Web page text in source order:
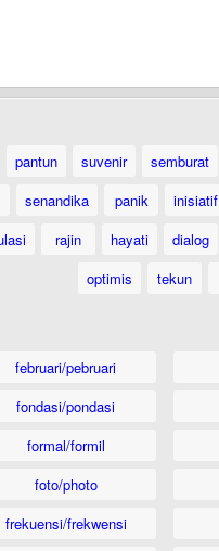
pantun suvenir semburat
senandika panik inisiatif
rajin hayati dialog
optimis
tekun
februari/pebruari
fondasi/pondasi
formal/formil
foto/photo
frekuensi/frekwensi